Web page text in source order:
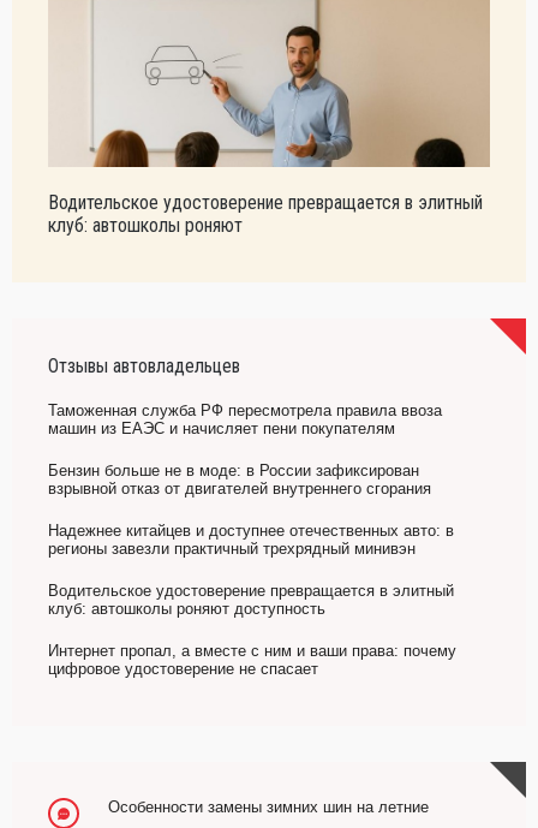
Водительское удостоверение превращается в элитный
клуб: автошколы роняют
Отзывы автовладельцев
Таможенная служба РФ пересмотрела правила ввоза
машин из ЕАЭС и начисляет пени покупателям
Бензин больше не в моде: в России зафиксирован
взрывной отказ от двигателей внутреннего сгорания
Надежнее китайцев и доступнее отечественных авто: в
регионы завезли практичный трехрядный минивэн
Водительское удостоверение превращается в элитный
клуб: автошколы роняют доступность
Интернет пропал, а вместе с ним и ваши права: почему
цифровое удостоверение не спасает
Особенности замены зимних шин на летние